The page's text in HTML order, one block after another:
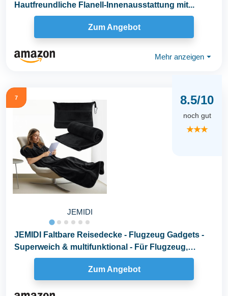
Hautfreundliche Flanell-Innenausstattung mit...
Zum Angebot
Mehr anzeigen ⏷
7
JEMIDI
8.5/10
noch gut
★★★
JEMIDI Faltbare Reisedecke - Flugzeug Gadgets -
Superweich & multifunktional - Für Flugzeug,
Auto...
Zum Angebot